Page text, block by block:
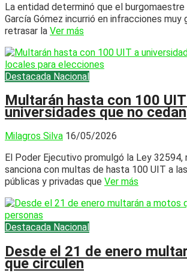
La entidad determinó que el
García Gómez incurrió en infracciones muy
retrasar la Ver más
Destacada Nacional
Multarán hasta con 100
universidades que no cedan
Milagros Silva 16/05/2026
El Poder Ejecutivo promulgó la Ley 32594,
sanciona con multas de hasta 100 UIT a
públicas y privadas que Ver más
Destacada Nacional
Desde el 21 de enero
que circulen